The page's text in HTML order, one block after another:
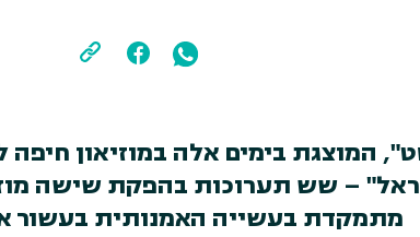
– שש תערוכות בהפקת שישה
מתמקדת בעשייה האמנותית בעשור